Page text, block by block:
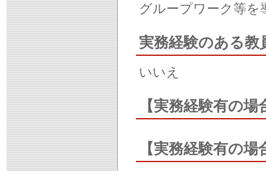
グループワーク等を
実務経験のある教
いいえ
【実務経験有の
【実務経験有の